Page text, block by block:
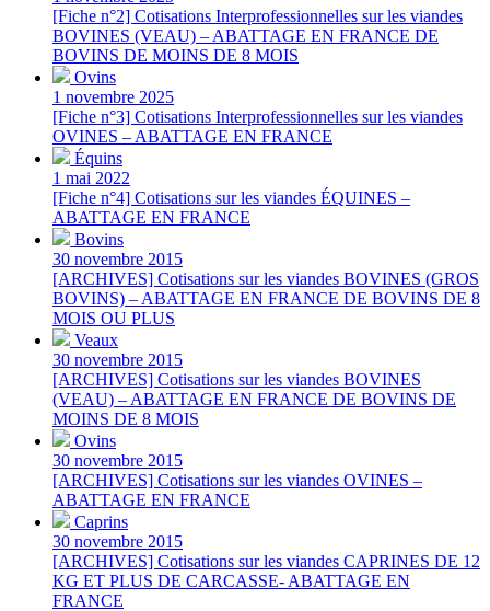
[Fiche n°2] Cotisations Interprofessionnelles sur les viandes
BOVINES (VEAU) – ABATTAGE EN FRANCE DE
BOVINS DE MOINS DE 8 MOIS
Ovins
1 novembre 2025
[Fiche n°3] Cotisations Interprofessionnelles sur les viandes
OVINES – ABATTAGE EN FRANCE
Équins
1 mai 2022
[Fiche n°4] Cotisations sur les viandes ÉQUINES –
ABATTAGE EN FRANCE
Bovins
30 novembre 2015
[ARCHIVES] Cotisations sur les viandes BOVINES (GROS
BOVINS) – ABATTAGE EN FRANCE DE BOVINS DE 8
MOIS OU PLUS
Veaux
30 novembre 2015
[ARCHIVES] Cotisations sur les viandes BOVINES
(VEAU) – ABATTAGE EN FRANCE DE BOVINS DE
MOINS DE 8 MOIS
Ovins
30 novembre 2015
[ARCHIVES] Cotisations sur les viandes OVINES –
ABATTAGE EN FRANCE
Caprins
30 novembre 2015
[ARCHIVES] Cotisations sur les viandes CAPRINES DE 12
KG ET PLUS DE CARCASSE- ABATTAGE EN
FRANCE